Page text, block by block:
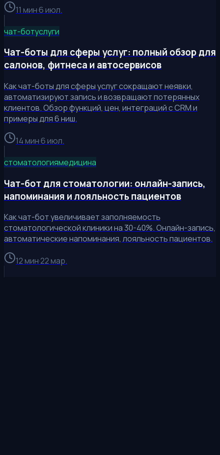
11 мин·6 июл.
чат-ботуслуги
Чат-боты для сферы услуг: полный обзор для
салонов, фитнеса и автосервисов
Как чат-боты для сферы услуг сокращают неявки,
автоматизируют запись и возвращают потерянных
клиентов. Обзор функций, цен, интеграций с CRM и
примеры для 6 ниш.
14 мин·6 июл.
стоматологиямедицина
Чат-бот для стоматологии: онлайн-запись,
напоминания и лояльность пациентов
Как чат-бот увеличивает заполняемость
стоматологической клиники на 30-40%. Онлайн-запись,
автоматические напоминания, лояльность пациентов.
12 мин·22 мар.